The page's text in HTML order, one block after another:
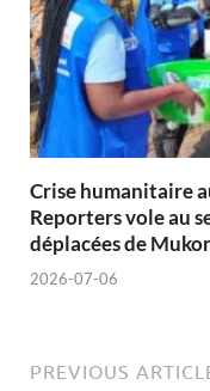
Crise humanitaire
Reporters vole au
déplacées de
2026-07-06
PREVIOUS